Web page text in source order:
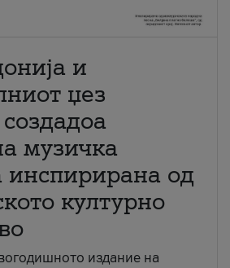
и
џез
музичка
инспирирана од
културно
издание на